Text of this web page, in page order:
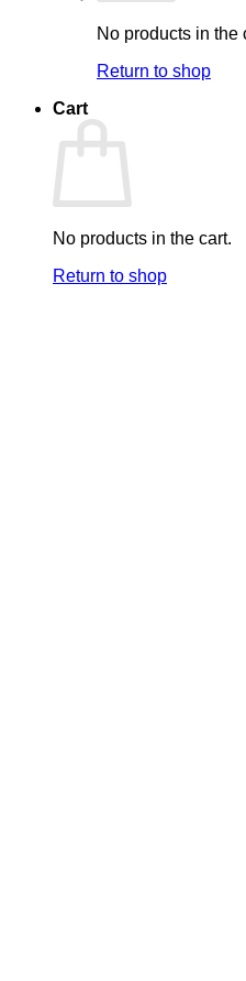
No products in the
Return to shop
Cart
No products in the cart.
Return to shop